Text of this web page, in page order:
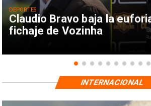
Claudio Bravo baja la
fichaje de Vozinha
DEPORTES
INTERNACIONAL